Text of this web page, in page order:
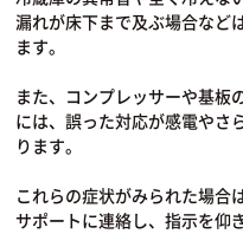
漏れが床下まで及ぶ場合など
ます。
また、コンプレッサーや基板
には、誤った対応が感電やさ
ります。
これらの症状がみられた場合
サポートに連絡し、指示を仰